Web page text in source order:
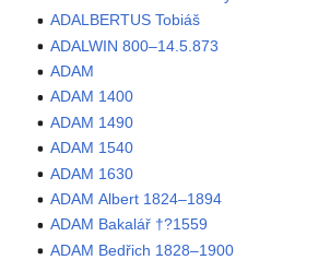
ADALBERTUS Tobiáš
ADALWIN 800–14.5.873
ADAM
ADAM 1400
ADAM 1490
ADAM 1540
ADAM 1630
ADAM Albert 1824–1894
ADAM Bakalář †?1559
ADAM Bedřich 1828–1900